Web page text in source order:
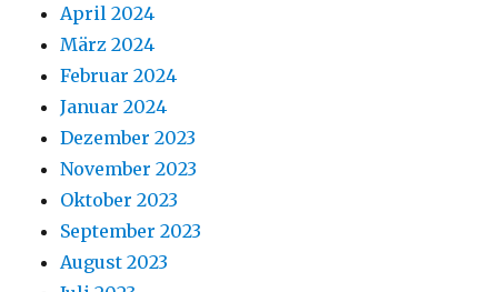
April 2024
März 2024
Februar 2024
Januar 2024
Dezember 2023
November 2023
Oktober 2023
September 2023
August 2023